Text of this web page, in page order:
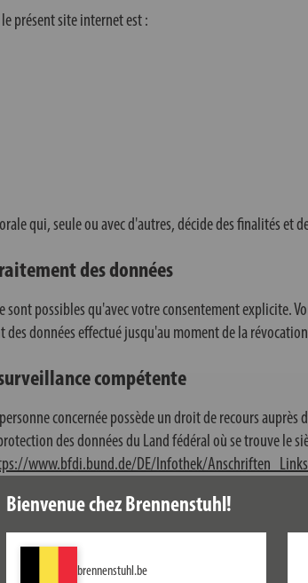
Bienvenue chez Brennenstuhl!
brennenstuhl.be
présent site internet est :
qui, seule ou avec d'autres, décide des finalités
des données
sont possibles qu'avec votre consentement explicite.
données effectué jusqu'au moment de la
compétente
concernée possède un droit de recours
des données du Land fédéral où se trouve le
www.bfdi.bund.de/DE/Infothek/
votre consentement ou en vue de réaliser un
se fera que si c'est techniquement possible.